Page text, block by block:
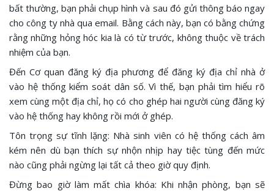
bất thường, bạn phải chụp hình và sau đó gửi thông báo ngay
cho công ty nhà qua email. Bằng cách này, bạn có bằng chứng
rằng những hỏng hóc kia là có từ trước, không thuộc về trách
nhiệm của bạn.
Đến Cơ quan đăng ký địa phương để đăng ký địa chỉ nhà ở
vào hệ thống kiểm soát dân số. Vì thế, bạn phải tìm hiểu rõ
xem cùng một địa chỉ, họ có cho ghép hai người cùng đăng ký
vào hệ thống hay không rồi mới ở ghép.
Tôn trọng sự tĩnh lặng: Nhà sinh viên có hệ thống cách âm
kém nên dù bạn thích sự nhộn nhịp hay tiệc tùng đến mức
nào cũng phải ngừng lại tất cả theo giờ quy định.
Đừng bao giờ làm mất chìa khóa: Khi nhận phòng, bạn sẽ